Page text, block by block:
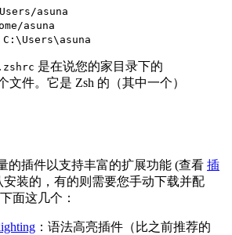
asuna
asuna
C:\Users\asuna
是在说您的家目录下的
文件。它是 Zsh 的（其中一个）
的插件以支持丰富的扩展功能 (查看 插
安装的，有的则需要您手动下载并配
面这几个：
：语法高亮插件（比之前推荐的